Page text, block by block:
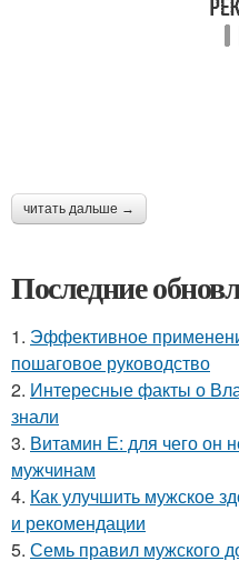
читать дальше →
Последние
1. Эффективное
пошаговое руководство
2. Интересные факты о
знали
3. Витамин Е: для чего он
мужчинам
4. Как улучшить мужское
и рекомендации
5. Семь правил мужского